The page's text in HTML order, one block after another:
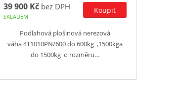
39 900 Kč bez DPH
SKLADEM
Podlahová plošinová nerezová
váha 4T1010PN/600 do 600kg ,1500kga
do 1500kg o rozměru…